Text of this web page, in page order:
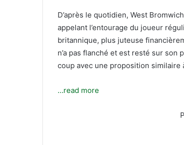
t
e
r
r
i
e
D’après le quotidien, West
appelant l’entourage du joueur
britannique, plus juteuse
n’a pas flanché et est resté sur son
coup avec une proposition similaire
…read more